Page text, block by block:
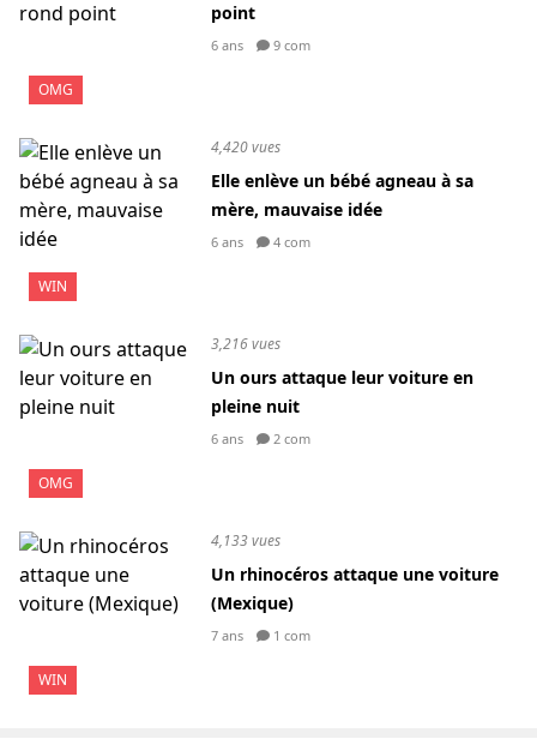
OMG
point
6 ans 9 com
WIN
4,420 vues
Elle enlève un bébé agneau à sa
mère, mauvaise idée
6 ans 4 com
OMG
3,216 vues
Un ours attaque leur voiture en
pleine nuit
6 ans 2 com
WIN
4,133 vues
Un rhinocéros attaque une voiture
(Mexique)
7 ans 1 com